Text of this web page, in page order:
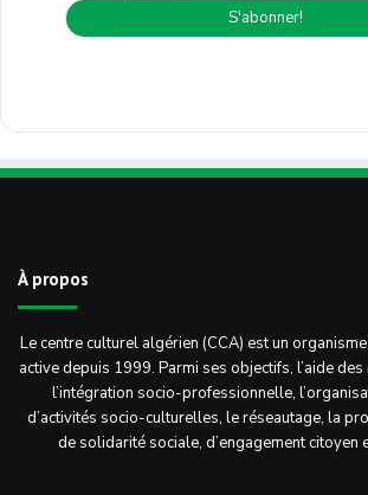
À propos
Le centre culturel algérien (CCA) est un
active depuis 1999. Parmi ses objectifs, l’aide
l’intégration socio-professionnelle,
d’activités socio-culturelles, le réseautage, la
de solidarité sociale, d’engagement citoyen